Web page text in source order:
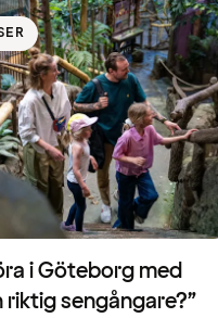
i Göteborg med
riktig sengångare?”